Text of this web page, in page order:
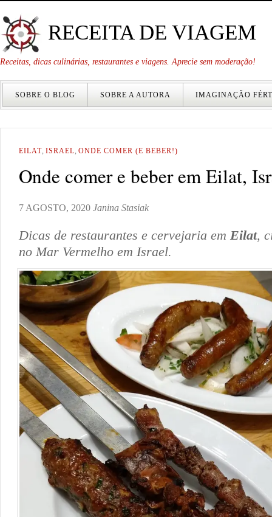
RECEITA DE VIAGEM
Receitas, dicas culinárias, restaurantes e viagens. Aprecie sem moderação!
SOBRE O BLOG SOBRE A AUTORA IMAGINAÇÃO
EILAT, ISRAEL, ONDE COMER (E BEBER!)
Onde comer e beber em Eilat,
7 AGOSTO, 2020 Janina Stasiak
Dicas de restaurantes e cervejaria em Eilat,
no Mar Vermelho em Israel.